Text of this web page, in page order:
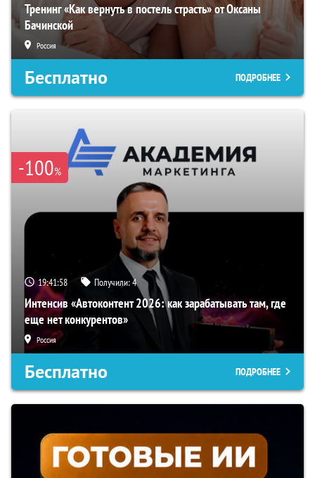
Тренинг «Как вернуть в постель страсть» от Оксаны
Бачинской
Россия
Бесплатно ПОДРОБНЕЕ
-100%
19:41:57 Получили:4
Интенсив «Автоконтент 2026: как зарабатывать там, где
еще нет конкурентов»
Россия
Бесплатно ПОДРОБНЕЕ